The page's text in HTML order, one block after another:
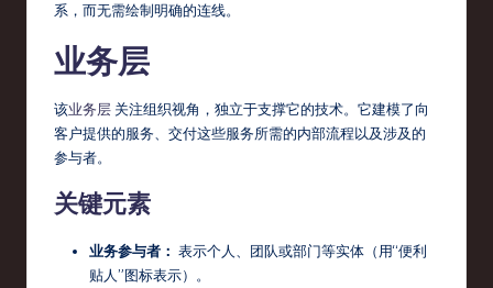
系，而无需绘制明确的连线。
业务层
该业务层 关注组织视角，独立于支撑它的技术。它建模了向
客户提供的服务、交付这些服务所需的内部流程以及涉及的
参与者。
关键元素
业务参与者： 表示个人、团队或部门等实体（用“便利
贴人”图标表示）。